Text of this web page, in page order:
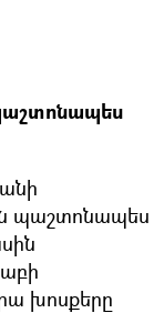
պաշտոնապես
խոսքերը